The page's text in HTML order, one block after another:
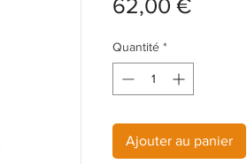
62,00 €
Quantité *
Ajouter au panier